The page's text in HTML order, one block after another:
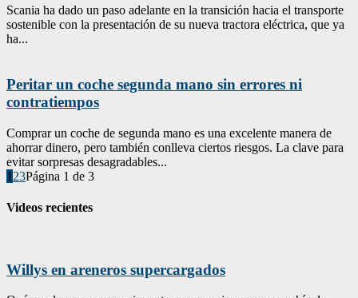
Scania ha dado un paso adelante en la transición hacia el transporte
sostenible con la presentación de su nueva tractora eléctrica, que ya
ha...
Peritar un coche segunda mano sin errores ni
contratiempos
Comprar un coche de segunda mano es una excelente manera de
ahorrar dinero, pero también conlleva ciertos riesgos. La clave para
evitar sorpresas desagradables...
1 23Página 1 de 3
Videos recientes
Willys en areneros supercargados